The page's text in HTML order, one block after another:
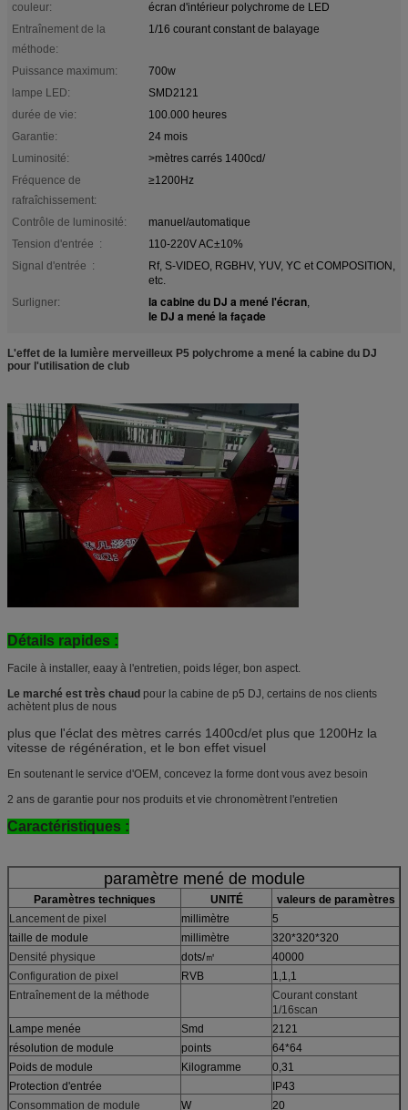
couleur:
écran d'intérieur polychrome de LED
Entraînement de la
méthode:
1/16 courant constant de balayage
Puissance maximum:
700w
lampe LED:
SMD2121
durée de vie:
100.000 heures
Garantie:
24 mois
Luminosité:
>mètres carrés 1400cd/
Fréquence de
rafraîchissement:
≥1200Hz
Contrôle de luminosité:
manuel/automatique
Tension d'entrée :
110-220V AC±10%
Signal d'entrée :
Rf, S-VIDEO, RGBHV, YUV, YC et COMPOSITION,
etc.
Surligner:
la cabine du DJ a mené l'écran,
le DJ a mené la façade
L'effet de la lumière merveilleux P5 polychrome a mené la cabine du DJ
pour l'utilisation de club
Détails rapides :
Facile à installer, eaay à l'entretien, poids léger, bon aspect.
Le marché est très chaud pour la cabine de p5 DJ, certains de nos clients
achètent plus de nous
plus que l'éclat des mètres carrés 1400cd/et plus que 1200Hz la
vitesse de régénération, et le bon effet visuel
En soutenant le service d'OEM, concevez la forme dont vous avez besoin
2 ans de garantie pour nos produits et vie chronomètrent l'entretien
Caractéristiques :
paramètre mené de module
Paramètres techniques UNITÉ
valeurs de paramètres
Lancement de pixel
millimètre
5
taille de module
millimètre
320*320*320
Densité physique
dots/㎡
40000
Configuration de pixel
RVB
1,1,1
Entraînement de la méthode
Courant constant
1/16scan
Lampe menée
Smd
2121
résolution de module
points
64*64
Poids de module
Kilogramme
0,31
Protection d'entrée
IP43
Consommation de module
W 20